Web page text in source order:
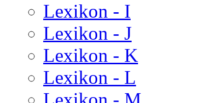
Lexikon - I
Lexikon - J
Lexikon - K
Lexikon - L